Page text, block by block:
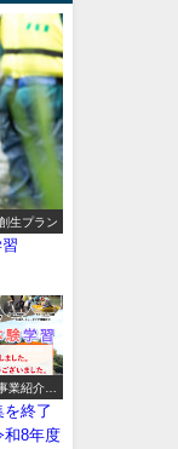
生プラン
業紹介
を終了
和8年度